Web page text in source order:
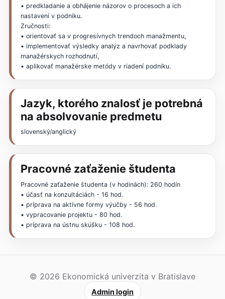
• predkladanie a obhájenie názorov o procesoch a ich
nastavení v podniku.
Zručnosti:
• orientovať sa v progresívnych trendoch manažmentu,
• implementovať výsledky analýz a navrhovať podklady
manažérskych rozhodnutí,
• aplikovať manažérske metódy v riadení podniku.
Jazyk, ktorého znalosť je potrebná
na absolvovanie predmetu
slovenský/anglický
Pracovné zaťaženie študenta
Pracovné zaťaženie študenta (v hodinách): 260 hodín
• účasť na konzultáciách - 16 hod.
• príprava na aktívne formy výučby - 56 hod.
• vypracovanie projektu - 80 hod.
• príprava na ústnu skúšku - 108 hod.
© 2026 Ekonomická univerzita v Bratislave
Admin login